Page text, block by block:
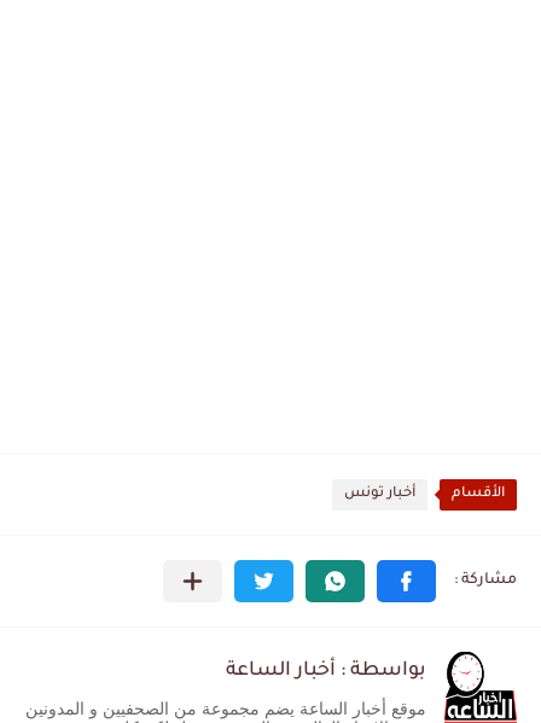
الأقسام أخبار تونس
بواسطة : أخبار الساعة
موقع أخبار الساعة يضم مجموعة من الصحفيين و المدونين